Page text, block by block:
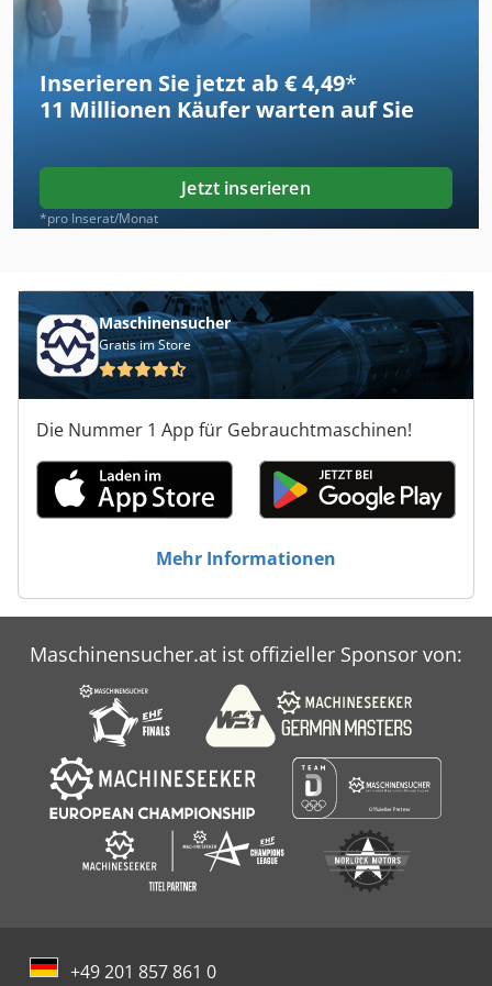
Inserieren Sie jetzt ab € 4,49*
11 Millionen Käufer warten auf Sie
Jetzt inserieren
*pro Inserat/Monat
Maschinensucher
Gratis im Store
Die Nummer 1 App für Gebrauchtmaschinen!
Mehr Informationen
Maschinensucher.at ist offizieller Sponsor von:
+49 201 857 861 0